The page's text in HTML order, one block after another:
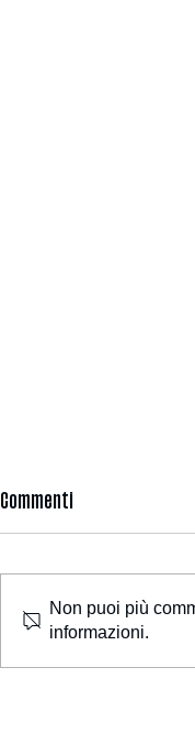
Commenti
Non puoi più
informazioni.